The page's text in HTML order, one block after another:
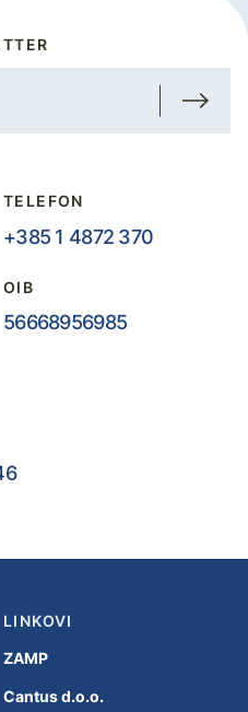
TELEFON
+385 1 4872 370
OIB
56668956985
LINKOVI
ZAMP
Cantus d.o.o.